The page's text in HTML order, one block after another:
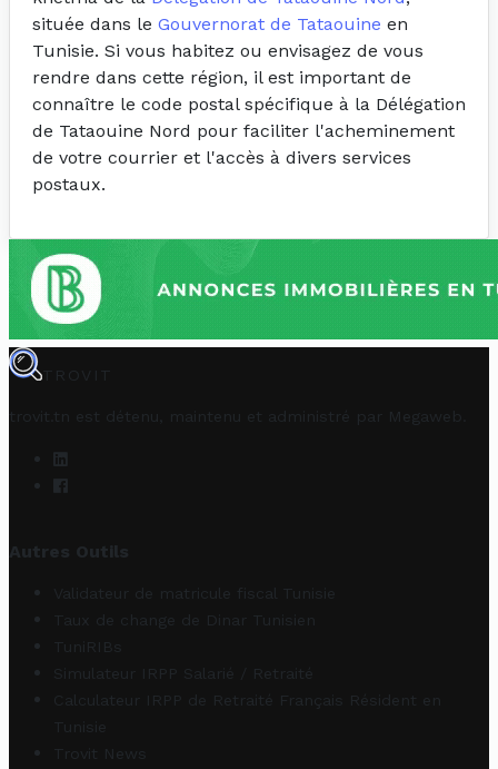
située dans le Gouvernorat de Tataouine en
Tunisie. Si vous habitez ou envisagez de vous
rendre dans cette région, il est important de
connaître le code postal spécifique à la Délégation
de Tataouine Nord pour faciliter l'acheminement
de votre courrier et l'accès à divers services
postaux.
TROVIT
trovit.tn est détenu, maintenu et administré par Megaweb
Autres Outils
Validateur de matricule fiscal Tunisie
Taux de change de Dinar Tunisien
TuniRIBs
Simulateur IRPP Salarié / Retraité
Calculateur IRPP de Retraité Français Résident en
Tunisie
Trovit News